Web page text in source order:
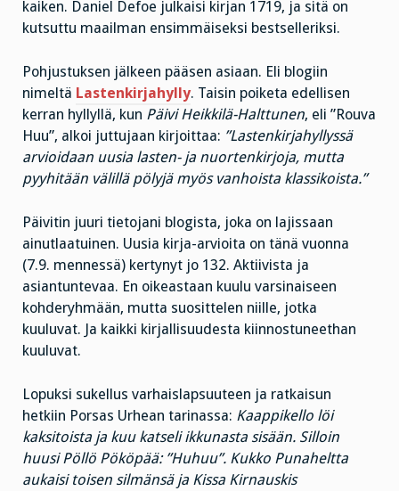
kaiken. Daniel Defoe julkaisi kirjan 1719, ja sitä on
kutsuttu maailman ensimmäiseksi bestselleriksi.
Pohjustuksen jälkeen pääsen asiaan. Eli blogiin
nimeltä Lastenkirjahylly. Taisin poiketa edellisen
kerran hyllyllä, kun Päivi Heikkilä-Halttunen, eli ”Rouva
Huu”, alkoi juttujaan kirjoittaa: ”Lastenkirjahyllyssä
arvioidaan uusia lasten- ja nuortenkirjoja, mutta
pyyhitään välillä pölyjä myös vanhoista klassikoista.”
Päivitin juuri tietojani blogista, joka on lajissaan
ainutlaatuinen. Uusia kirja-arvioita on tänä vuonna
(7.9. mennessä) kertynyt jo 132. Aktiivista ja
asiantuntevaa. En oikeastaan kuulu varsinaiseen
kohderyhmään, mutta suosittelen niille, jotka
kuuluvat. Ja kaikki kirjallisuudesta kiinnostuneethan
kuuluvat.
Lopuksi sukellus varhaislapsuuteen ja ratkaisun
hetkiin Porsas Urhean tarinassa: Kaappikello löi
kaksitoista ja kuu katseli ikkunasta sisään. Silloin
huusi Pöllö Pököpää: ”Huhuu”. Kukko Punaheltta
aukaisi toisen silmänsä ja Kissa Kirnauskis